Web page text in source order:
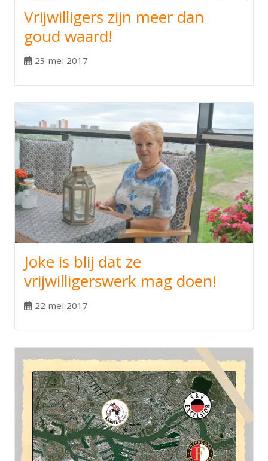
Vrijwilligers zijn meer dan
goud waard!
23 mei 2017
Joke is blij dat ze
vrijwilligerswerk mag doen!
22 mei 2017